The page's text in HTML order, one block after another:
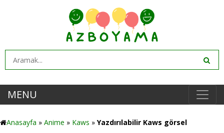
MENU
Anasayfa » Anime » Kaws » Yazdırılabilir Kaws görsel